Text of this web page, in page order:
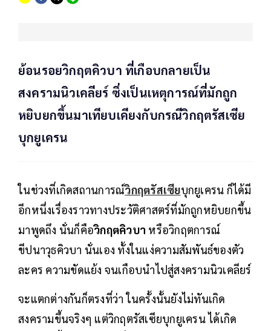
ย้อนรอยวิกฤตคิวบา ที่เกือบกลายเป็น
สงครามนิวเคลียร์ ซึ่งเป็นเหตุการณ์ที่มักถูก
หยิบยกขึ้นมาเทียบเคียงกับกรณีวิกฤตรัสเซีย
บุกยูเครน
ในช่วงที่เกิดสถานการณ์วิกฤตรัสเซียบุกยูเครน ก็ได้มี
อีกหนึ่งเรื่องราวทางประวัติศาสตร์ที่มักถูกหยิบยกขึ้น
มาพูดถึง นั่นก็คือวิกฤตคิวบา หรือวิกฤตการณ์
ขีปนาวุธคิวบา นั่นเอง ทั้งในแง่ความสัมพันธ์ของตัว
ละคร ความขัดแย้ง จนเกือบนำไปสู่สงครามนิวเคลียร์
จะแตกต่างกันก็ตรงที่ว่า ในครั้งนั้นยังไม่ทันเกิด
สงครามขึ้นจริงๆ แต่วิกฤตรัสเซียบุกยูเครน ได้เกิด